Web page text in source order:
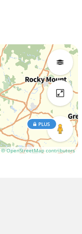
© OpenStreetMap contributors
PLUS